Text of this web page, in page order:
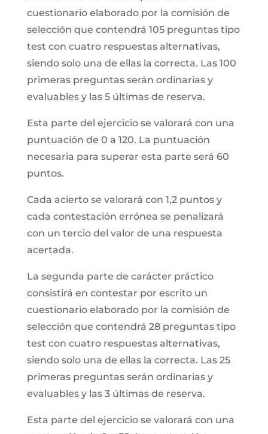
cuestionario elaborado por la comisión de
selección que contendrá 105 preguntas tipo
test con cuatro respuestas alternativas,
siendo solo una de ellas la correcta. Las 100
primeras preguntas serán ordinarias y
evaluables y las 5 últimas de reserva.
Esta parte del ejercicio se valorará con una
puntuación de 0 a 120. La puntuación
necesaria para superar esta parte será 60
puntos.
Cada acierto se valorará con 1,2 puntos y
cada contestación errónea se penalizará
con un tercio del valor de una respuesta
acertada.
La segunda parte de carácter práctico
consistirá en contestar por escrito un
cuestionario elaborado por la comisión de
selección que contendrá 28 preguntas tipo
test con cuatro respuestas alternativas,
siendo solo una de ellas la correcta. Las 25
primeras preguntas serán ordinarias y
evaluables y las 3 últimas de reserva.
Esta parte del ejercicio se valorará con una